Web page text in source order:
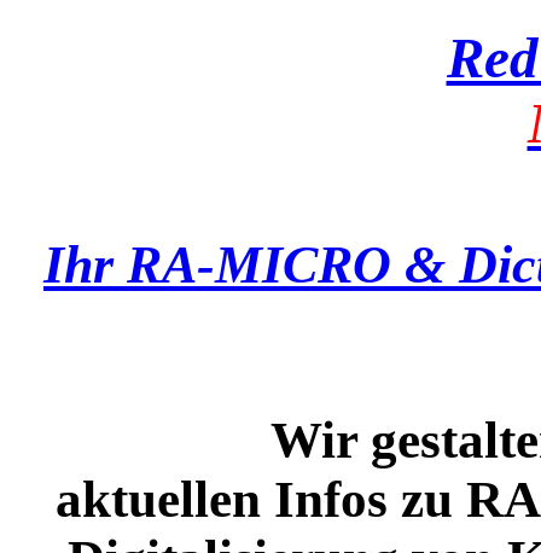
Ihr RA-MICRO &
Wir gestalten
aktuellen Infos zu